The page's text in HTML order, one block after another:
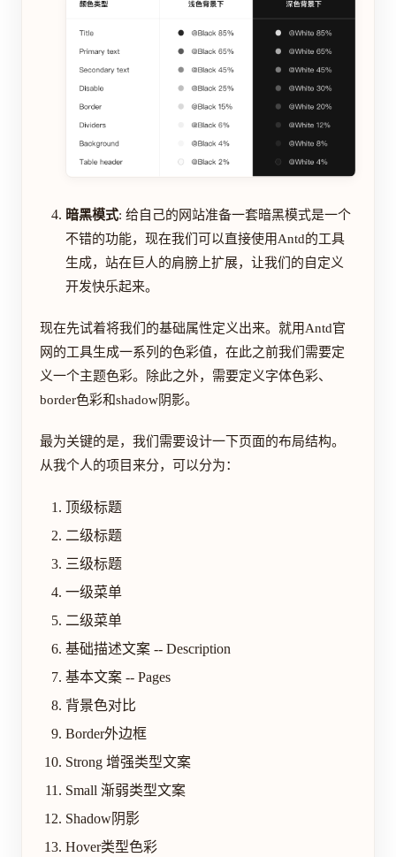
暗黑模式: 给自己的网站准备一套暗黑模式是一个
不错的功能，现在我们可以直接使用Antd的工具
生成，站在巨人的肩膀上扩展，让我们的自定义
开发快乐起来。
现在先试着将我们的基础属性定义出来。就用Antd官
网的工具生成一系列的色彩值，在此之前我们需要定
义一个主题色彩。除此之外，需要定义字体色彩、
border色彩和shadow阴影。
最为关键的是，我们需要设计一下页面的布局结构。
从我个人的项目来分，可以分为：
顶级标题
二级标题
三级标题
一级菜单
二级菜单
基础描述文案 -- Description
基本文案 -- Pages
背景色对比
Border外边框
Strong 增强类型文案
Small 渐弱类型文案
Shadow阴影
Hover类型色彩